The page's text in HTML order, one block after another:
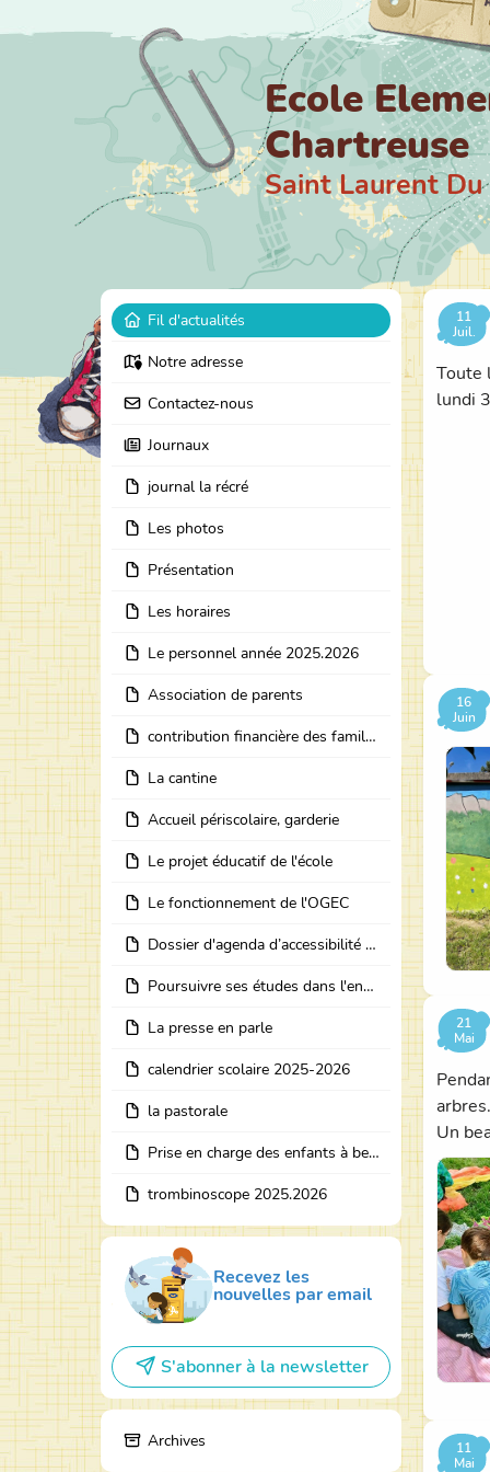
Ecole
Chartreuse
Saint Laurent Du
Fil d'actualités
Notre adresse
Contactez-nous
Journaux
journal la récré
Les photos
Présentation
Les horaires
Le personnel année 2025.2026
Association de parents
contribution financière des familles pour l'année 2025 -2026
La cantine
Accueil périscolaire, garderie
Le projet éducatif de l'école
Le fonctionnement de l'OGEC
Dossier d'agenda d’accessibilité programmée de l’école Notre Dame en Chartreuse
Poursuivre ses études dans l'enseignement catholique
La presse en parle
calendrier scolaire 2025-2026
la pastorale
Prise en charge des enfants à besoins particuliers
trombinoscope 2025.2026
Recevez les
nouvelles par email
S'abonner à la newsletter
Archives
11
Juil.
Toute
lundi
16
Juin
21
Mai
arbres.
Un
11
Mai